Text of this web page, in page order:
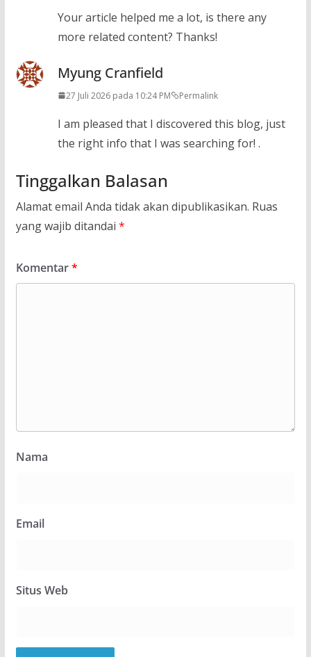
Your article helped me a lot, is there any
more related content? Thanks!
Myung Cranfield
27 Juli 2026 pada 10:24 PM Permalink
I am pleased that I discovered this blog, just
the right info that I was searching for! .
Tinggalkan Balasan
Alamat email Anda tidak akan dipublikasikan. Ruas
yang wajib ditandai *
Komentar*
Nama
Email
Situs Web